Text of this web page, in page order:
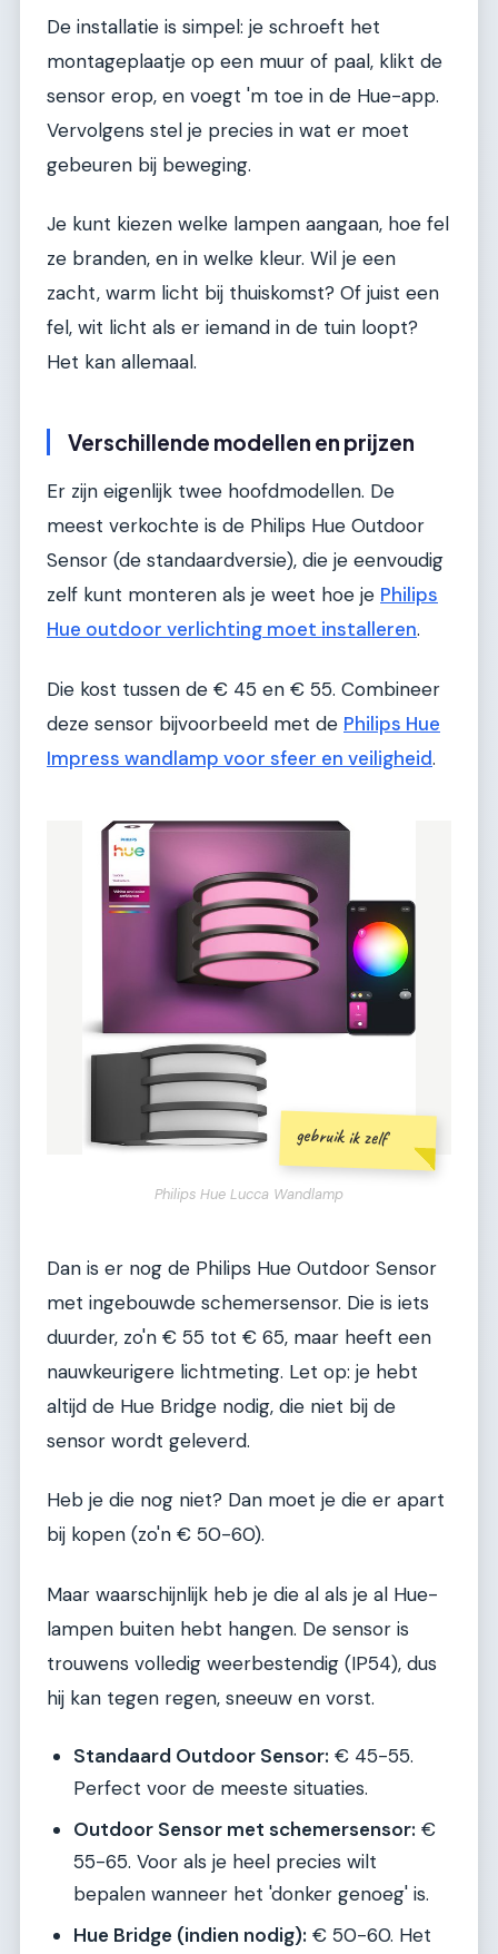
De installatie is simpel: je schroeft het
montageplaatje op een muur of paal, klikt de
sensor erop, en voegt 'm toe in de Hue-app.
Vervolgens stel je precies in wat er moet
gebeuren bij beweging.
Je kunt kiezen welke lampen aangaan, hoe fel
ze branden, en in welke kleur. Wil je een
zacht, warm licht bij thuiskomst? Of juist een
fel, wit licht als er iemand in de tuin loopt?
Het kan allemaal.
Verschillende modellen en prijzen
Er zijn eigenlijk twee hoofdmodellen. De
meest verkochte is de Philips Hue Outdoor
Sensor (de standaardversie), die je eenvoudig
zelf kunt monteren als je weet hoe je Philips
Hue outdoor verlichting moet installeren.
Die kost tussen de € 45 en € 55. Combineer
deze sensor bijvoorbeeld met de Philips Hue
Impress wandlamp voor sfeer en veiligheid.
gebruik ik zelf
Philips Hue Lucca Wandlamp
Dan is er nog de Philips Hue Outdoor Sensor
met ingebouwde schemersensor. Die is iets
duurder, zo'n € 55 tot € 65, maar heeft een
nauwkeurigere lichtmeting. Let op: je hebt
altijd de Hue Bridge nodig, die niet bij de
sensor wordt geleverd.
Heb je die nog niet? Dan moet je die er apart
bij kopen (zo'n € 50-60).
Maar waarschijnlijk heb je die al als je al Hue-
lampen buiten hebt hangen. De sensor is
trouwens volledig weerbestendig (IP54), dus
hij kan tegen regen, sneeuw en vorst.
Standaard Outdoor Sensor: € 45-55.
Perfect voor de meeste situaties.
Outdoor Sensor met schemersensor: €
55-65. Voor als je heel precies wilt
bepalen wanneer het 'donker genoeg' is.
Hue Bridge (indien nodig): € 50-60. Het